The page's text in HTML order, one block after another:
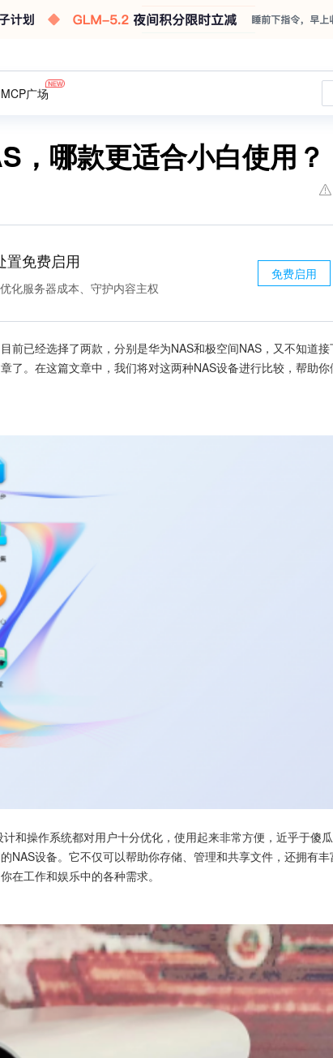
MCP广场
，哪款更适合小白使用？
置免费启用
化服务器成本、守护内容主权
免费启用
前已经选择了两款，分别是华为NAS和极空间NAS，又不知道接
了。在这篇文章中，我们将对这两种NAS设备进行比较，帮助你
和操作系统都对用户十分优化，使用起来非常方便，近乎于傻
NAS设备。它不仅可以帮助你存储、管理和共享文件，还拥有丰
在工作和娱乐中的各种需求。